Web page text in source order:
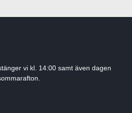
vi kl. 14:00 samt även dagen